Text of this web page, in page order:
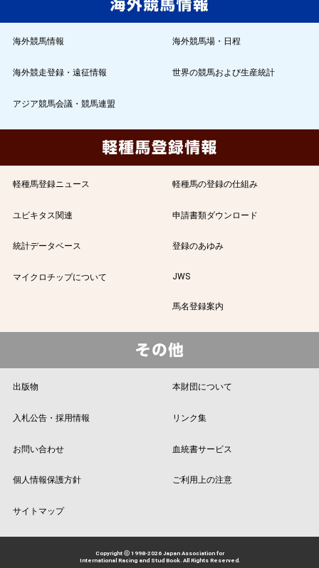
海外競馬情報 海外競馬場・日程
海外競走登録・遠征情報 世界の競馬および生産統計
アジア競馬会議・競馬連盟
軽種馬登録ニュース 軽種馬の登録の仕組み
ユビキタス関連 申請書類ダウンロード
統計データベース 登録のあゆみ
マイクロチップについて JWS
馬名登録案内
出版物 本財団について
入札公告・採用情報 リンク集
お問い合わせ 血統書サービス
個人情報保護方針 ご利用上の注意
サイトマップ
Copyright ⓒ 1998-2026 Japan Association for
International Racing and Stud Book. All Rights Reserved.